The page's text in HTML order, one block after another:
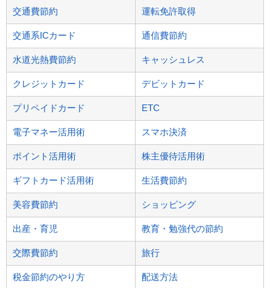
交通費節約 運転免許取得
交通系ICカード 通信費節約
水道光熱費節約 キャッシュレス
クレジットカード デビットカード
プリペイドカード ETC
電子マネー活用術 スマホ決済
ポイント活用術 株主優待活用術
ギフトカード活用術 生活費節約
美容費節約 ショッピング
出産・育児 教育・勉強代の節約
交際費節約 旅行
税金節約のやり方 配送方法